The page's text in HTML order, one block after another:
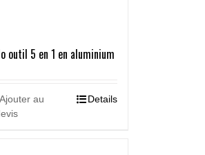
outil 5 en 1 en aluminium
Ajouter au
Details